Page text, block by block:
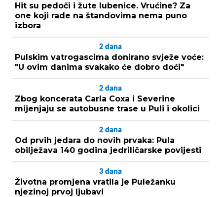
Hit su pedoči i žute lubenice. Vrućine? Za
one koji rade na štandovima nema puno
izbora
2 dana
Pulskim vatrogascima donirano svježe voće:
"U ovim danima svakako će dobro doći"
2 dana
Zbog koncerata Carla Coxa i Severine
mijenjaju se autobusne trase u Puli i okolici
2 dana
Od prvih jedara do novih prvaka: Pula
obilježava 140 godina jedriličarske povijesti
3 dana
Životna promjena vratila je Puležanku
njezinoj prvoj ljubavi